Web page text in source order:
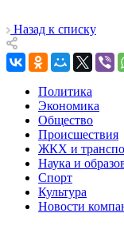
Назад к списку
Политика
Экономика
Общество
Происшествия
ЖКХ и
Наука и
Спорт
Культура
Новости